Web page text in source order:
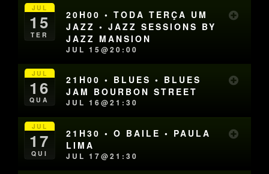
JUL
15
TER
20H00 • TODA TERÇA UM
JAZZ • JAZZ SESSIONS BY
JAZZ MANSION
JUL 15@20:00
JUL
16
QUA
21H00 • BLUES • BLUES
JAM BOURBON STREET
JUL 16@21:30
JUL
17
QUI
21H30 • O BAILE • PAULA
LIMA
JUL 17@21:30